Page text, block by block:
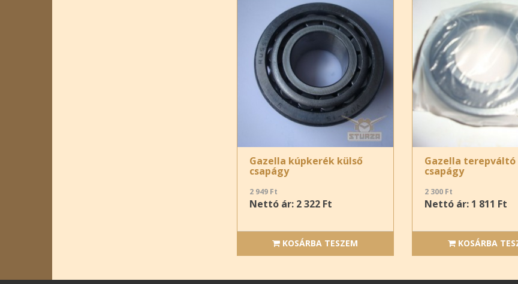
Gazella kúpkerék külső
csapágy
2 949 Ft
Nettó ár: 2 322 Ft
KOSÁRBA TESZEM
Gazella
csapágy
2 300 Ft
Nettó ár: 1 811 Ft
KOSÁRBA